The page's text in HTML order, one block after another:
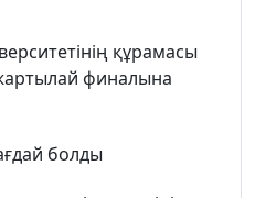
құрамасы
финалына
болды